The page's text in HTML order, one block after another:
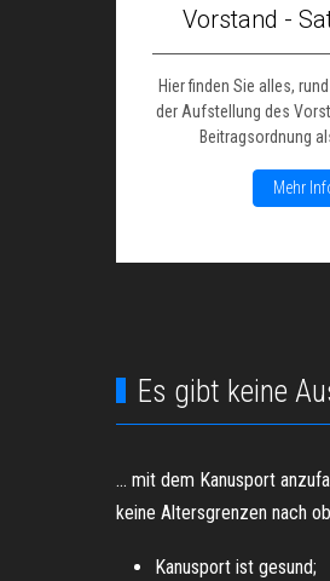
Vorstand -
Hier finden Sie alles,
der Aufstellung des
Beitragsordnung
Mehr
Es gibt keine
... mit dem Kanusport
keine Altersgrenzen nach
Kanusport ist gesund;